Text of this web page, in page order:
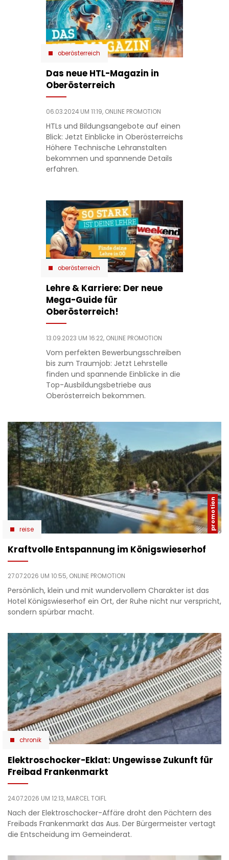
oberösterreich
Das neue HTL-Magazin in
Oberösterreich
06.03.2024 UM 11:19, ONLINE PROMOTION
HTLs und Bildungsangebote auf einen
Blick: Jetzt Einblicke in Oberösterreichs
Höhere Technische Lehranstalten
bekommen und spannende Details
erfahren.
oberösterreich
Lehre & Karriere: Der neue
Mega-Guide für
Oberösterreich!
13.09.2023 UM 16:22, ONLINE PROMOTION
Vom perfekten Bewerbungsschreiben
bis zum Traumjob: Jetzt Lehrstelle
finden und spannende Einblicke in die
Top-Ausbildungsbetriebe aus
Oberösterreich bekommen.
reise
Kraftvolle Entspannung im Königswieserhof
27.07.2026 UM 10:55, ONLINE PROMOTION
Persönlich, klein und mit wundervollem Charakter ist das
Hotel Königswieserhof ein Ort, der Ruhe nicht nur verspricht,
sondern spürbar macht.
chronik
Elektroschocker-Eklat: Ungewisse Zukunft für
Freibad Frankenmarkt
24.07.2026 UM 12:13, MARCEL TOIFL
Nach der Elektroschocker-Affäre droht den Pächtern des
Freibads Frankenmarkt das Aus. Der Bürgermeister vertagt
die Entscheidung im Gemeinderat.